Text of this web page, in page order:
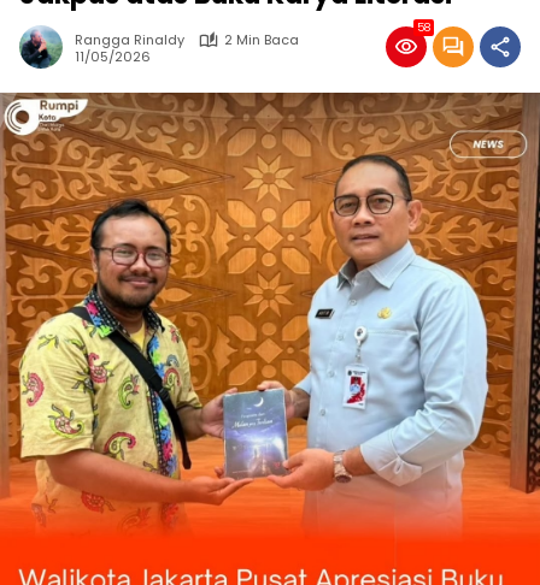
Rangga Rinaldy
2 Min Baca
11/05/2026
58